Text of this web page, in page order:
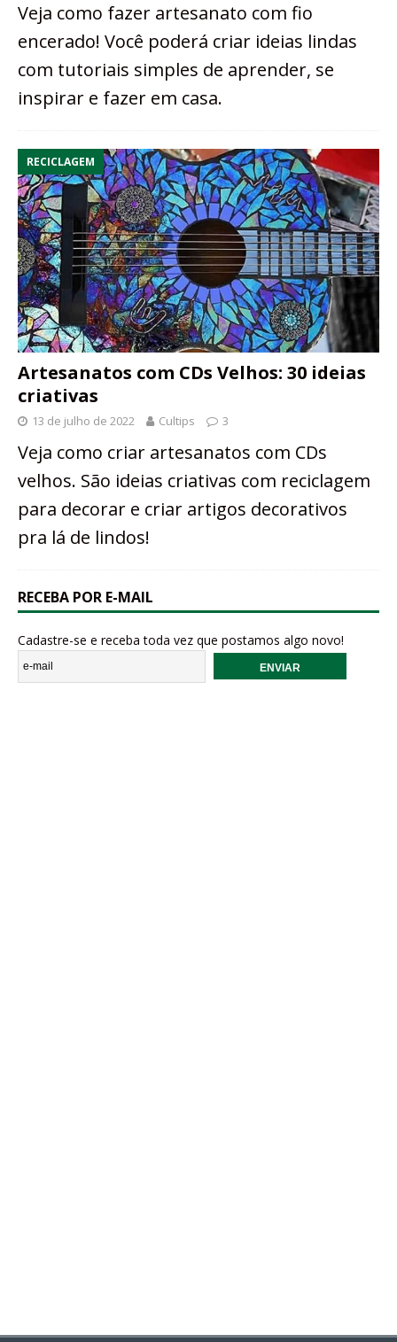
Veja como fazer artesanato com fio
encerado! Você poderá criar ideias lindas
com tutoriais simples de aprender, se
inspirar e fazer em casa.
RECICLAGEM
Artesanatos com CDs Velhos: 30 ideias
criativas
13 de julho de 2022 Cultips 3
Veja como criar artesanatos com CDs
velhos. São ideias criativas com reciclagem
para decorar e criar artigos decorativos
pra lá de lindos!
RECEBA POR E-MAIL
Cadastre-se e receba toda vez que postamos algo novo!